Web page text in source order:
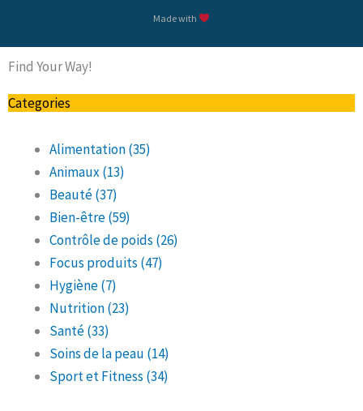
Made with
Find Your Way!
Categories
Alimentation(35)
Animaux(13)
Beauté(37)
Bien-être(59)
Contrôle de poids (26)
Focus produits (47)
Hygiène(7)
Nutrition(23)
Santé(33)
Soins de la peau (14)
Sport et Fitness (34)